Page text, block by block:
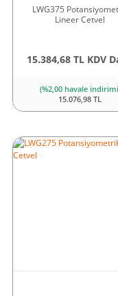
LWG375
Lineer Cetvel
15.384,68 TL KDV
(%2,00 havale
15.076,98 TL